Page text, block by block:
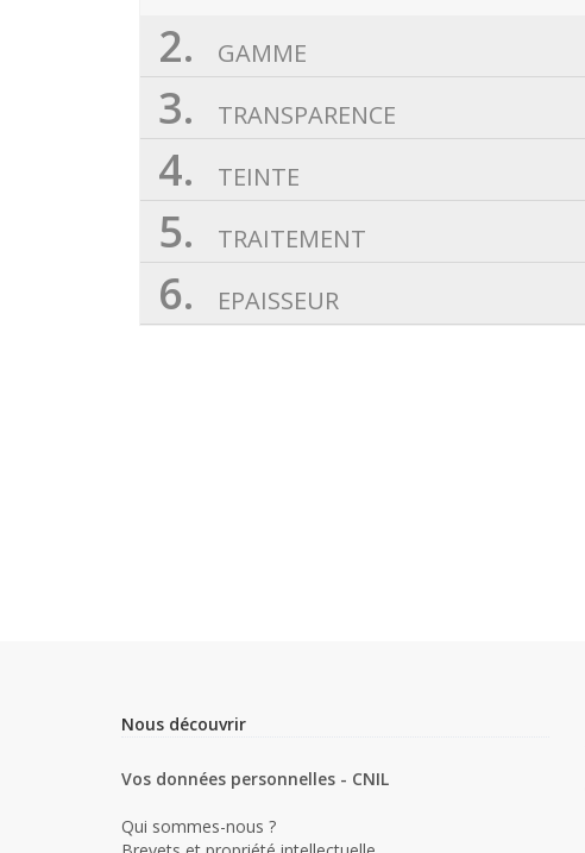
2. GAMME
3. TRANSPARENCE
4. TEINTE
5. TRAITEMENT
6. EPAISSEUR
Nous découvrir
Vos données personnelles - CNIL
Qui sommes-nous ?